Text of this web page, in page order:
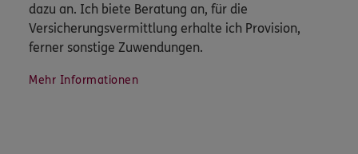
dazu an. Ich biete Beratung an, für die
Versicherungsvermittlung erhalte ich Provision,
ferner sonstige Zuwendungen.
Mehr Informationen